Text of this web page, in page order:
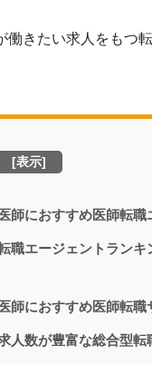
働きたい求人をもつ
[表示]
師におすすめ医師転
職エージェントラン
師におすすめ医師転職
人数が豊富な総合型転